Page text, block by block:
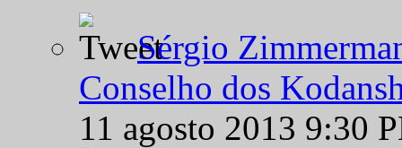
Sérgio
Conselho dos
11 agosto 2013 9:30